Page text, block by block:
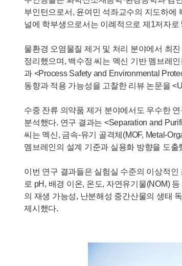
부인턴으로서, 윤여민 석좌교수의 지도하에
널에 학부생으로서는 이례적으로 제1저자
물환경 오염물질 제거 및 처리 분야에서 최
정리했으며, 백수정 씨는 멕신 기반 멤브레
과 <Process Safety and Environmental
동향과 적용 가능성을 고찰한 리뷰 논문을
수중 잔류 의약품 제거 분야에서도 우수한
분석했다. 연구 결과는 <Separation and
씨는 멕신, 금속-유기 골격체(MOF, Metal-
멤브레인의 설계 기준과 실용화 방향을 도
이번 연구 결과들은 실험실 수준의 이상적
로 pH, 배경 이온, 온도, 자연유기물(NOM)
의 재생 가능성, 난분해성 중간산물의 생태
제시했다.